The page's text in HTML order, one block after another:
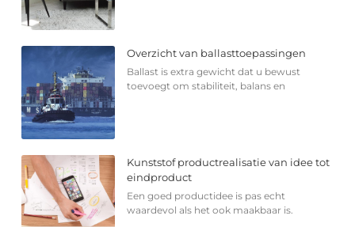
Overzicht van ballasttoepassingen
Ballast is extra gewicht dat u bewust
toevoegt om stabiliteit, balans en
Kunststof productrealisatie van idee tot
eindproduct
Een goed productidee is pas echt
waardevol als het ook maakbaar is.